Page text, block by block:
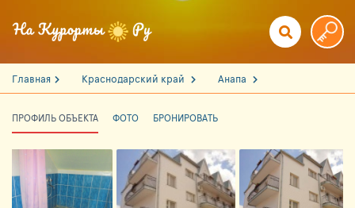
Главная Краснодарский край Анапа
ПРОФИЛЬ ОБЪЕКТА ФОТО БРОНИРОВАТЬ